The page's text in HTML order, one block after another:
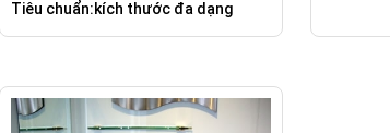
Tiêu chuẩn:kích thước đa dạng